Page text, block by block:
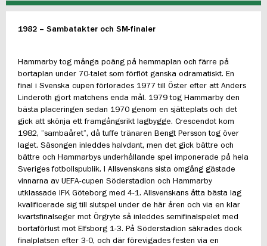
1982 – Sambatakter och SM-finaler
Hammarby tog många poäng på hemmaplan och färre på
bortaplan under 70-talet som förflöt ganska odramatiskt. En
final i Svenska cupen förlorades 1977 till Öster efter att Anders
Linderoth gjort matchens enda mål. 1979 tog Hammarby den
bästa placeringen sedan 1970 genom en sjätteplats och det
gick att skönja ett framgångsrikt lagbygge. Crescendot kom
1982, ”sambaåret”, då tuffe tränaren Bengt Persson tog över
laget. Säsongen inleddes halvdant, men det gick bättre och
bättre och Hammarbys underhållande spel imponerade på hela
Sveriges fotbollspublik. I Allsvenskans sista omgång gästade
vinnarna av UEFA-cupen Söderstadion och Hammarby
utklassade IFK Göteborg med 4-1. Allsvenskans åtta bästa lag
kvalificerade sig till slutspel under de här åren och via en klar
kvartsfinalseger mot Örgryte så inleddes semifinalspelet med
bortaförlust mot Elfsborg 1-3. På Söderstadion säkrades dock
finalplatsen efter 3-0, och där förevigades festen via en